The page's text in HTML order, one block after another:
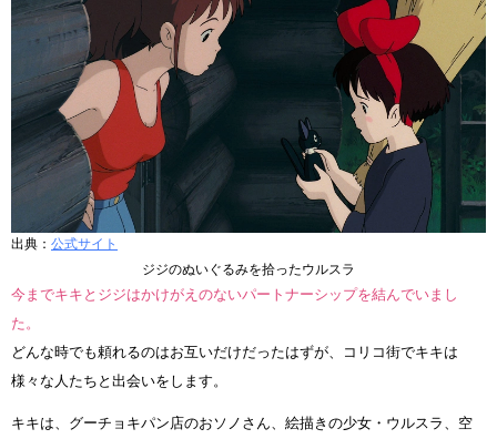
出典： 公式サイト
ジジのぬいぐるみを拾ったウルスラ
今までキキとジジはかけがえのないパートナーシップを結んでいまし
た。
どんな時でも頼れるのはお互いだけだったはずが、コリコ街でキキは
様々な人たちと出会いをします。
キキは、グーチョキパン店のおソノさん、絵描きの少女・ウルスラ、空